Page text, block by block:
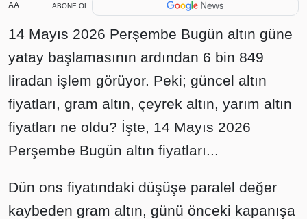
AA ABONE OL
14 Mayıs 2026 Perşembe Bugün altın güne
yatay başlamasının ardından 6 bin 849
liradan işlem görüyor. Peki; güncel altın
fiyatları, gram altın, çeyrek altın, yarım altın
fiyatları ne oldu? İşte, 14 Mayıs 2026
Perşembe Bugün altın fiyatları...
Dün ons fiyatındaki düşüşe paralel değer
kaybeden gram altın, günü önceki kapanışa